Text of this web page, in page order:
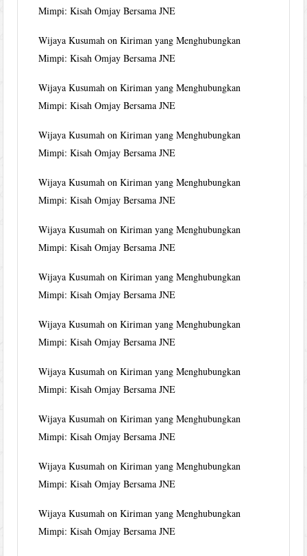
Mimpi: Kisah Omjay Bersama JNE
Wijaya Kusumah onKiriman yang Menghubungkan
Mimpi: Kisah Omjay Bersama JNE
Wijaya Kusumah onKiriman yang Menghubungkan
Mimpi: Kisah Omjay Bersama JNE
Wijaya Kusumah onKiriman yang Menghubungkan
Mimpi: Kisah Omjay Bersama JNE
Wijaya Kusumah onKiriman yang Menghubungkan
Mimpi: Kisah Omjay Bersama JNE
Wijaya Kusumah onKiriman yang Menghubungkan
Mimpi: Kisah Omjay Bersama JNE
Wijaya Kusumah onKiriman yang Menghubungkan
Mimpi: Kisah Omjay Bersama JNE
Wijaya Kusumah onKiriman yang Menghubungkan
Mimpi: Kisah Omjay Bersama JNE
Wijaya Kusumah onKiriman yang Menghubungkan
Mimpi: Kisah Omjay Bersama JNE
Wijaya Kusumah onKiriman yang Menghubungkan
Mimpi: Kisah Omjay Bersama JNE
Wijaya Kusumah onKiriman yang Menghubungkan
Mimpi: Kisah Omjay Bersama JNE
Wijaya Kusumah onKiriman yang Menghubungkan
Mimpi: Kisah Omjay Bersama JNE